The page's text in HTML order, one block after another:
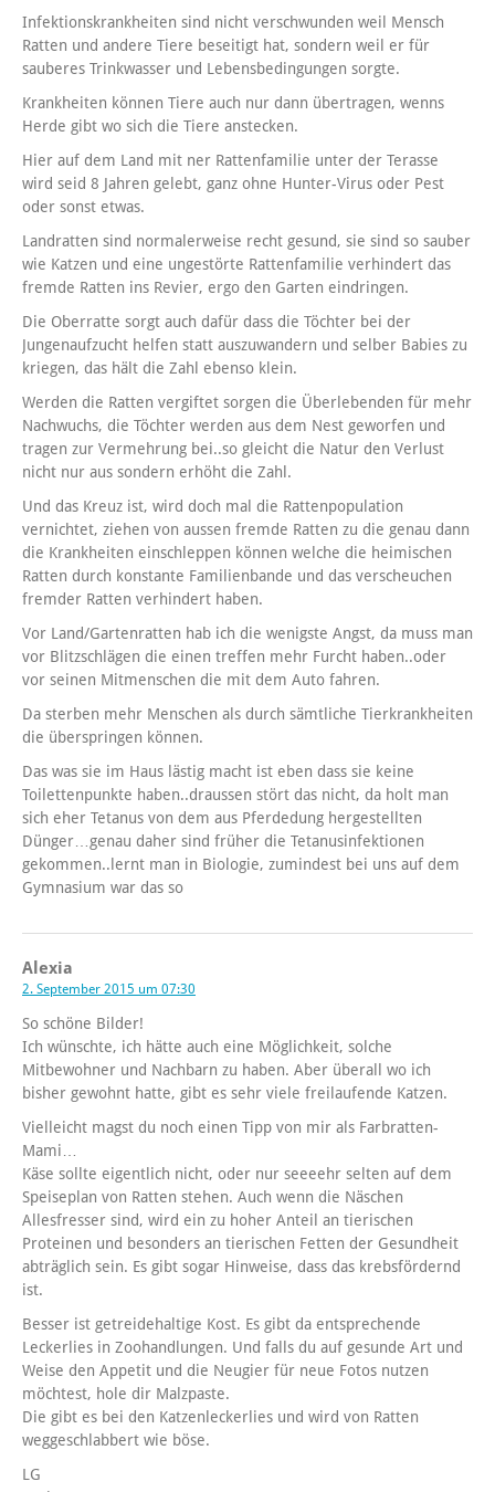
Infektionskrankheiten sind nicht verschwunden weil Mensch
Ratten und andere Tiere beseitigt hat, sondern weil er für
sauberes Trinkwasser und Lebensbedingungen sorgte.
Krankheiten können Tiere auch nur dann übertragen, wenns
Herde gibt wo sich die Tiere anstecken.
Hier auf dem Land mit ner Rattenfamilie unter der Terasse
wird seid 8 Jahren gelebt, ganz ohne Hunter-Virus oder Pest
oder sonst etwas.
Landratten sind normalerweise recht gesund, sie sind so sauber
wie Katzen und eine ungestörte Rattenfamilie verhindert das
fremde Ratten ins Revier, ergo den Garten eindringen.
Die Oberratte sorgt auch dafür dass die Töchter bei der
Jungenaufzucht helfen statt auszuwandern und selber Babies zu
kriegen, das hält die Zahl ebenso klein.
Werden die Ratten vergiftet sorgen die Überlebenden für mehr
Nachwuchs, die Töchter werden aus dem Nest geworfen und
tragen zur Vermehrung bei..so gleicht die Natur den Verlust
nicht nur aus sondern erhöht die Zahl.
Und das Kreuz ist, wird doch mal die Rattenpopulation
vernichtet, ziehen von aussen fremde Ratten zu die genau dann
die Krankheiten einschleppen können welche die heimischen
Ratten durch konstante Familienbande und das verscheuchen
fremder Ratten verhindert haben.
Vor Land/Gartenratten hab ich die wenigste Angst, da muss man
vor Blitzschlägen die einen treffen mehr Furcht haben..oder
vor seinen Mitmenschen die mit dem Auto fahren.
Da sterben mehr Menschen als durch sämtliche Tierkrankheiten
die überspringen können.
Das was sie im Haus lästig macht ist eben dass sie keine
Toilettenpunkte haben..draussen stört das nicht, da holt man
sich eher Tetanus von dem aus Pferdedung hergestellten
Dünger…genau daher sind früher die Tetanusinfektionen
gekommen..lernt man in Biologie, zumindest bei uns auf dem
Gymnasium war das so
Alexia
2. September 2015 um 07:30
So schöne Bilder!
Ich wünschte, ich hätte auch eine Möglichkeit, solche
Mitbewohner und Nachbarn zu haben. Aber überall wo ich
bisher gewohnt hatte, gibt es sehr viele freilaufende Katzen.
Vielleicht magst du noch einen Tipp von mir als Farbratten-
Mami…
Käse sollte eigentlich nicht, oder nur seeeehr selten auf dem
Speiseplan von Ratten stehen. Auch wenn die Näschen
Allesfresser sind, wird ein zu hoher Anteil an tierischen
Proteinen und besonders an tierischen Fetten der Gesundheit
abträglich sein. Es gibt sogar Hinweise, dass das krebsfördernd
ist.
Besser ist getreidehaltige Kost. Es gibt da entsprechende
Leckerlies in Zoohandlungen. Und falls du auf gesunde Art und
Weise den Appetit und die Neugier für neue Fotos nutzen
möchtest, hole dir Malzpaste.
Die gibt es bei den Katzenleckerlies und wird von Ratten
weggeschlabbert wie böse.
LG